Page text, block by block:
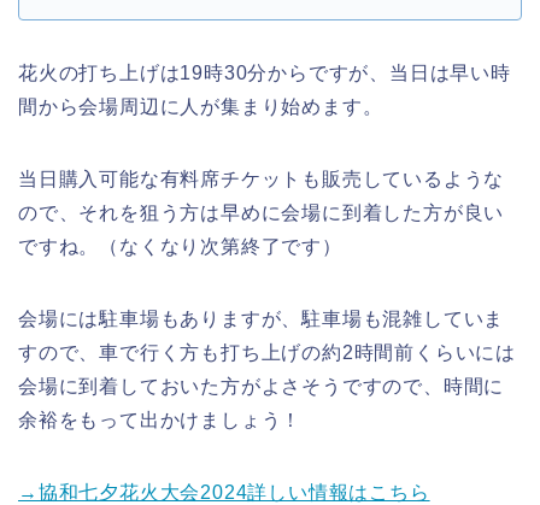
花火の打ち上げは19時30分からですが、当日は早い時
間から会場周辺に人が集まり始めます。
当日購入可能な有料席チケットも販売しているような
ので、それを狙う方は早めに会場に到着した方が良い
ですね。（なくなり次第終了です）
会場には駐車場もありますが、駐車場も混雑していま
すので、車で行く方も打ち上げの約2時間前くらいには
会場に到着しておいた方がよさそうですので、時間に
余裕をもって出かけましょう！
→協和七夕花火大会2024詳しい情報はこちら